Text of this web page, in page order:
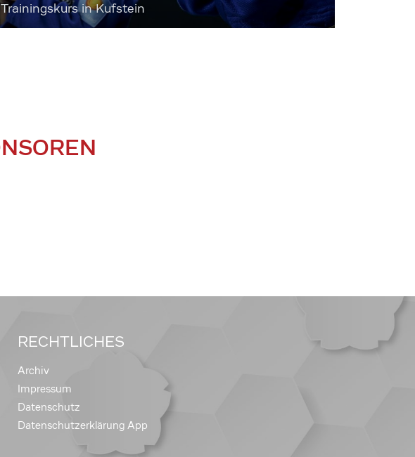
in Kufstein
RECHTLICHES
Archiv
Impressum
Datenschutz
Datenschutzerklärung App